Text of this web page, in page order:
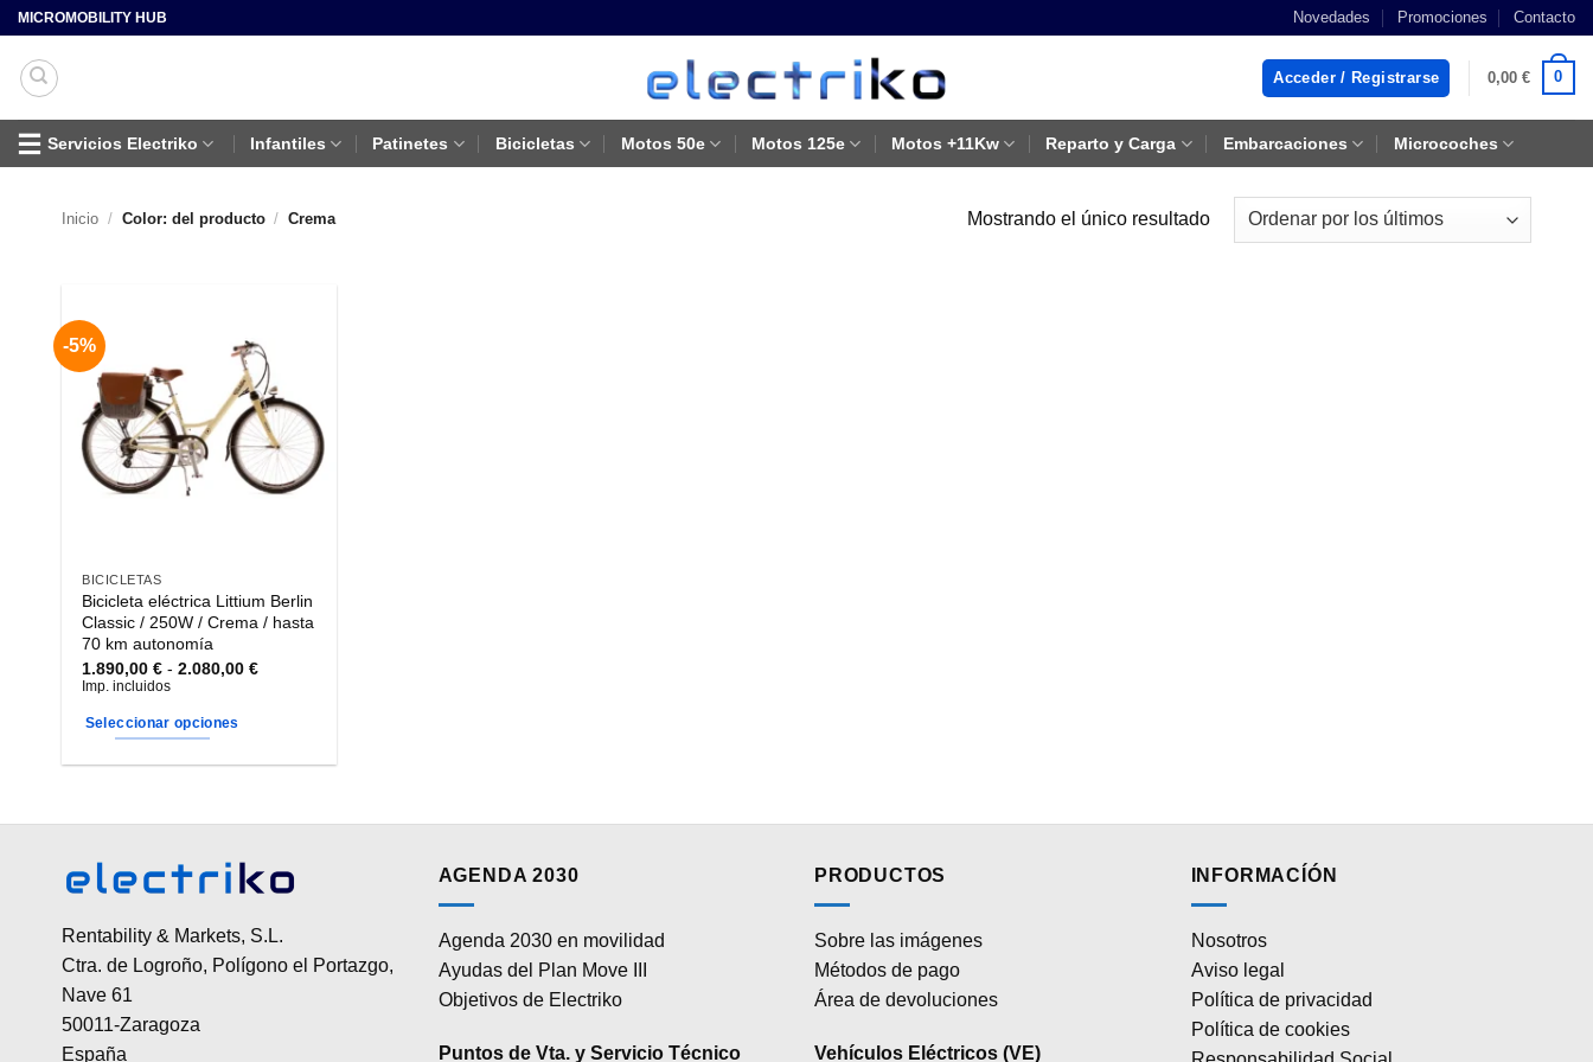
Saltar
contenido
MICROMOBILITY HUB Novedades Promociones Contacto
Acceder / Registrarse 0,00 € 0
Servicios Electriko Infantiles Patinetes Bicicletas Motos 50e Motos 125e Motos +11Kw Reparto y Carga Embarcaciones Microcoches
Inicio / Color: del producto / Crema Mostrando el único resultado
-5%
BICICLETAS
Bicicleta eléctrica Littium Berlin
Classic / 250W / Crema / hasta
70 km autonomía
1.890,00€ - 2.080,00€Rango
2.080,00 €
Imp. incluidos
Seleccionar opciones
variantes.
Las
se
pueden
elegir
en
la
Rentability & Markets, S.L.
Ctra. de Logroño, Polígono el Portazgo,
Nave 61
50011-Zaragoza
España
AGENDA 2030
Agenda 2030 en movilidad
Ayudas del Plan Move III
Objetivos de Electriko
Puntos de Vta. y Servicio Técnico
PRODUCTOS
Sobre las imágenes
Métodos de pago
Área de devoluciones
Vehículos Eléctricos (VE)
INFORMACÍÓN
Nosotros
Aviso legal
Política de privacidad
Política de cookies